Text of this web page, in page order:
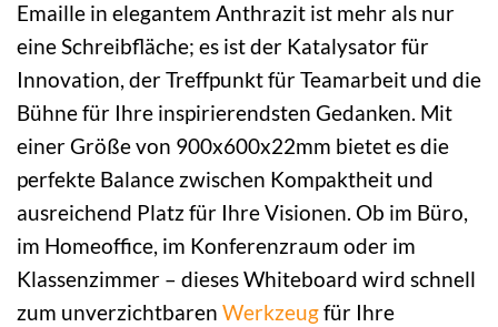
Emaille in elegantem Anthrazit ist mehr als nur
eine Schreibfläche; es ist der Katalysator für
Innovation, der Treffpunkt für Teamarbeit und die
Bühne für Ihre inspirierendsten Gedanken. Mit
einer Größe von 900x600x22mm bietet es die
perfekte Balance zwischen Kompaktheit und
ausreichend Platz für Ihre Visionen. Ob im Büro,
im Homeoffice, im Konferenzraum oder im
Klassenzimmer – dieses Whiteboard wird schnell
zum unverzichtbaren Werkzeugfür Ihre